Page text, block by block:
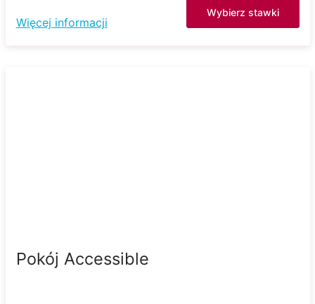
Więcej informacji
Wybierz stawki
Pokój Accessible